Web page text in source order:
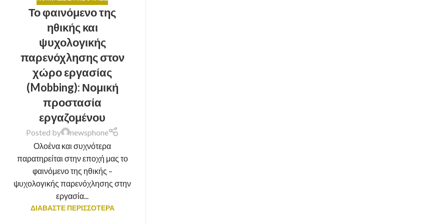
Το φαινόμενο της
ηθικής και
ψυχολογικής
παρενόχλησης στον
χώρο εργασίας
(Mobbing): Νομική
προστασία
εργαζομένου
Posted by
newsphone
Ολοένα και συχνότερα
παρατηρείται στην εποχή μας το
φαινόμενο της ηθικής –
ψυχολογικής παρενόχλησης στην
εργασία...
ΔΙΑΒΑΣΤΕ ΠΕΡΙΣΣΟΤΕΡΑ